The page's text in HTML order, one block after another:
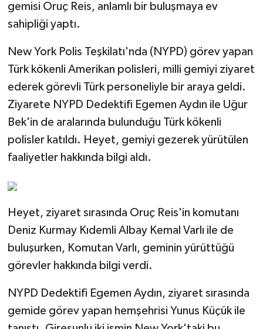
gemisi Oruç Reis, anlamlı bir buluşmaya ev
sahipliği yaptı.
New York Polis Teşkilatı'nda (NYPD) görev yapan
Türk kökenli Amerikan polisleri, milli gemiyi ziyaret
ederek görevli Türk personeliyle bir araya geldi.
Ziyarete NYPD Dedektifi Egemen Aydın ile Uğur
Bek'in de aralarında bulunduğu Türk kökenli
polisler katıldı. Heyet, gemiyi gezerek yürütülen
faaliyetler hakkında bilgi aldı.
Heyet, ziyaret sırasında Oruç Reis'in komutanı
Deniz Kurmay Kıdemli Albay Kemal Varlı ile de
buluşurken, Komutan Varlı, geminin yürüttüğü
görevler hakkında bilgi verdi.
NYPD Dedektifi Egemen Aydın, ziyaret sırasında
gemide görev yapan hemşehrisi Yunus Küçük ile